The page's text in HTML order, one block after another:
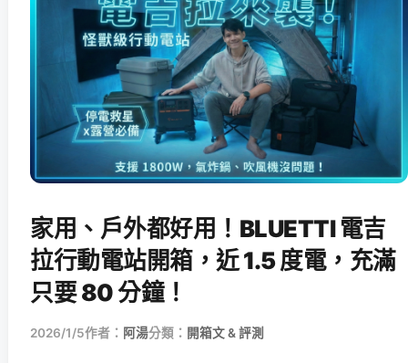
家用、戶外都好用！BLUETTI 電吉
拉行動電站開箱，近 1.5 度電，充滿
只要 80 分鐘！
2026/1/5作者： 阿湯分類： 開箱文 & 評測